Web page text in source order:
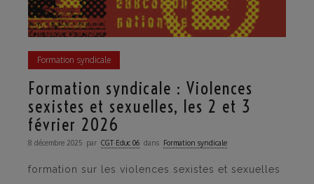
Formation syndicale
Formation syndicale : Violences
sexistes et sexuelles, les 2 et 3
février 2026
8 décembre 2025 par CGT·Educ 06 dans Formation syndicale
formation sur les violences sexistes et sexuelles